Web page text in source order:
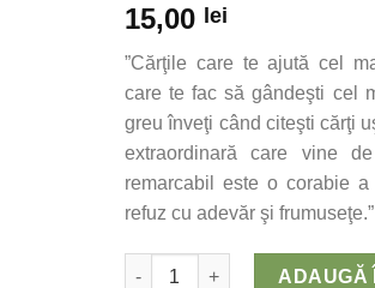
15,00 lei
”Cărţile care te ajută cel
care te fac să gândeşti cel
greu înveţi când citeşti cărţi
extraordinară care vine
remarcabil este o corabie
refuz cu adevăr şi frumuseţe.”
Cantitate Mere coapte
ADAUGĂ